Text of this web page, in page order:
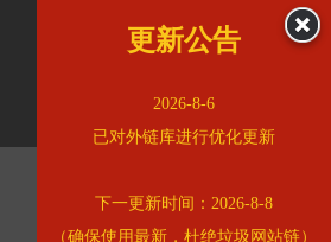
更新公告
2026-8-6
已对外链库进行优化更新
下一更新时间：2026-8-8
（确保使用最新，杜绝垃圾网站链）